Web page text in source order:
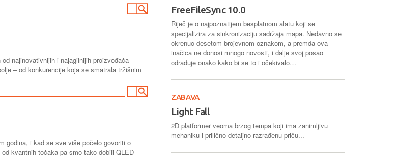
najinovativnijih i najagilnijih proizvođača
– od konkurencije koja se smatrala tržišnim
godina, i kad se sve više počelo govoriti o
kvantnih točaka pa smo tako dobili QLED
FreeFileSync 10.0
Riječ je o najpoznatijem besplatnom alatu koji se
specijalizira za sinkronizaciju sadržaja mapa. Nedavno se
okrenuo desetom brojevnom oznakom, a premda ova
inačica ne donosi mnogo novosti, i dalje svoj posao
odrađuje onako kako bi se to i očekivalo…
ZABAVA
Light Fall
2D platformer veoma brzog tempa koji ima zanimljivu
mehaniku i prilično detaljno razrađenu priču...